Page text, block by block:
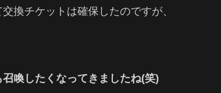
換チケットは確保したのですが、
喚したくなってきましたね(笑)